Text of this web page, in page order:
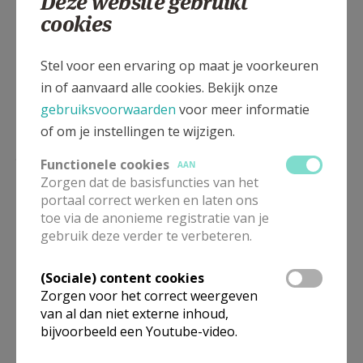
dat dit leven ophoudt.
Het kan niet waar zijn dat alle liefde
en vriendschap tevergeefs zouden zijn,
dat alle inzet voor vrede en recht
Gij God hebt ons geleerd
dat alle leven heilig is.
en dat Gij een God van leven zijt
ook over de dood heen.
en schenk hen vrede.
Troost ons, leg uw arm om ons heen
en geef ons weer moed om verder te gaan.
cookies
Stel voor een ervaring op maat je voorkeuren
in of aanvaard alle cookies. Bekijk onze
gebruiksvoorwaarden voor meer informatie
of om je instellingen te wijzigen.
Functionele cookies
AAN
Zorgen dat de basisfuncties van het
portaal correct werken en laten ons
toe via de anonieme registratie van je
gebruik deze verder te verbeteren.
(Sociale) content cookies
Zorgen voor het correct weergeven
van al dan niet externe inhoud,
bijvoorbeeld een Youtube-video.